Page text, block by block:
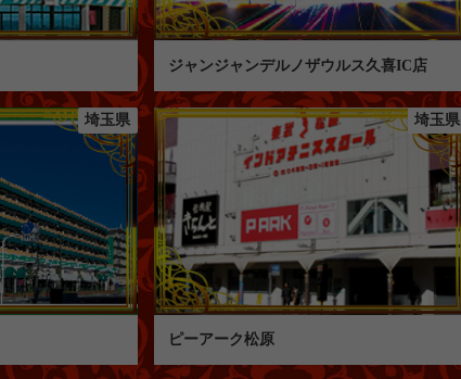
ジャンジャンデルノザウルス久喜IC店
埼玉県 埼玉県
ピーアーク松原